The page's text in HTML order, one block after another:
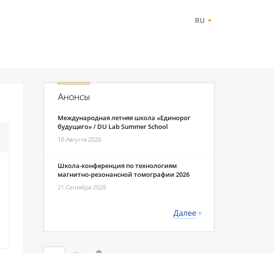
RU
Анонсы
Международная летняя школа «Единорог
будущего» / DU Lab Summer School
10 Августа 2026
Школа-конференция по технологиям
магнитно-резонансной томографии 2026
21 Сентября 2026
Далее